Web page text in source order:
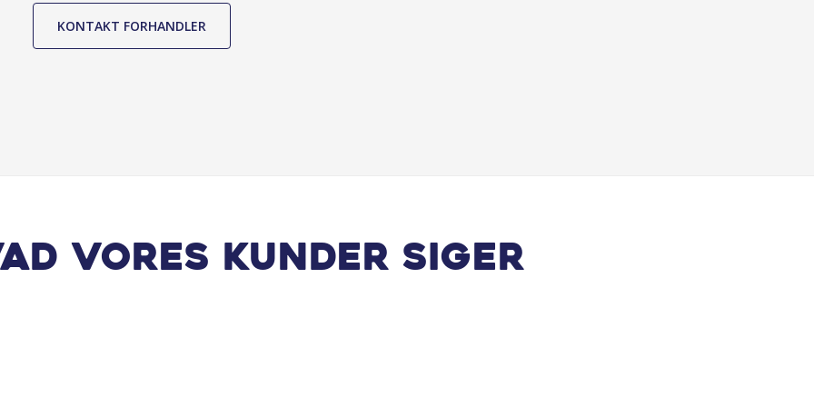
KONTAKT FORHANDLER
vores kunder siger